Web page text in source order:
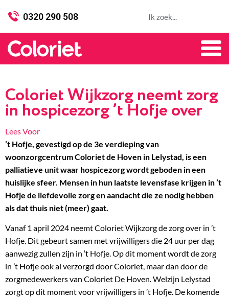
0320 290 508
Coloriet Wijkzorg neemt zorg
in hospicezorg ’t Hofje over
Lees Voor
’t Hofje, gevestigd op de 3e verdieping van
woonzorgcentrum Coloriet de Hoven in Lelystad, is een
palliatieve unit waar hospicezorg wordt geboden in een
huislijke sfeer. Mensen in hun laatste levensfase krijgen in ’t
Hofje de liefdevolle zorg en aandacht die ze nodig hebben
als dat thuis niet (meer) gaat.
Vanaf 1 april 2024 neemt Coloriet Wijkzorg de zorg over in ’t
Hofje. Dit gebeurt samen met vrijwilligers die 24 uur per dag
aanwezig zullen zijn in ‘t Hofje. Op dit moment wordt de zorg
in ’t Hofje ook al verzorgd door Coloriet, maar dan door de
zorgmedewerkers van Coloriet De Hoven. Welzijn Lelystad
zorgt op dit moment voor vrijwilligers in ’t Hofje. De komende